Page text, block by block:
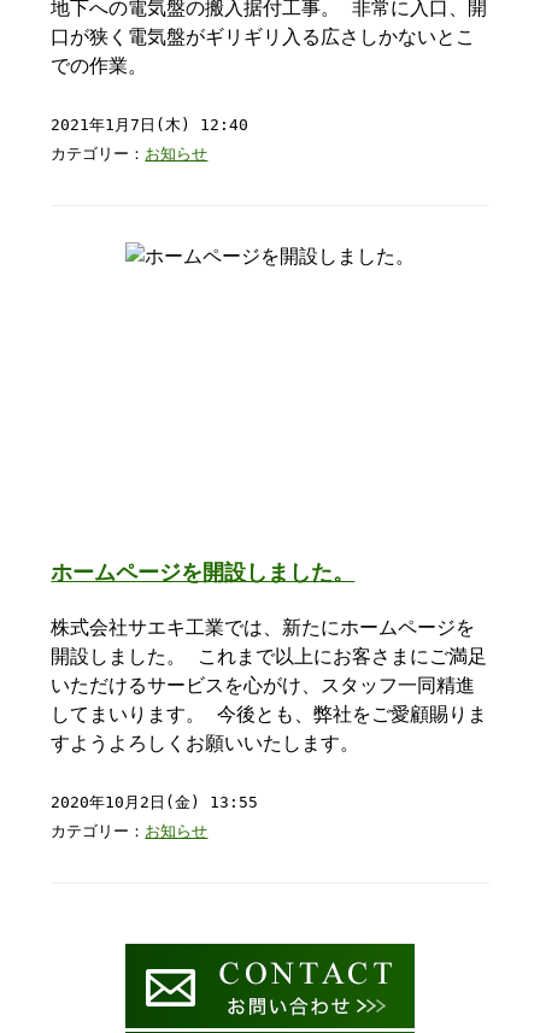
地下への電気盤の搬入据付工事。 非常に入口、開
口が狭く電気盤がギリギリ入る広さしかないとこ
での作業。
2021年1月7日(木) 12:40
カテゴリー： お知らせ
ホームページを開設しました。
株式会社サエキ工業では、新たにホームページを
開設しました。 これまで以上にお客さまにご満足
いただけるサービスを心がけ、スタッフ一同精進
してまいります。 今後とも、弊社をご愛顧賜りま
すようよろしくお願いいたします。
2020年10月2日(金) 13:55
カテゴリー： お知らせ